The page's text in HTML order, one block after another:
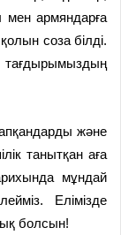
мен армяндарға
соза білді.
тағдырымыздың
және
та­нытқан аға
мұн­дай
Елі­мізде
болсын!